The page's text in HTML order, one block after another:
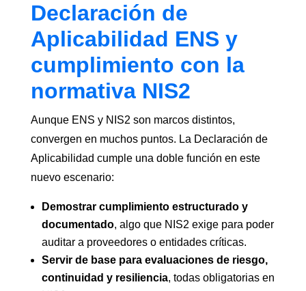
Declaración de
Aplicabilidad ENS y
cumplimiento con la
normativa NIS2
Aunque ENS y NIS2 son marcos distintos,
convergen en muchos puntos. La Declaración de
Aplicabilidad cumple una doble función en este
nuevo escenario:
Demostrar cumplimiento estructurado y
documentado, algo que NIS2 exige para poder
auditar a proveedores o entidades críticas.
Servir de base para evaluaciones de riesgo,
continuidad y resiliencia, todas obligatorias en